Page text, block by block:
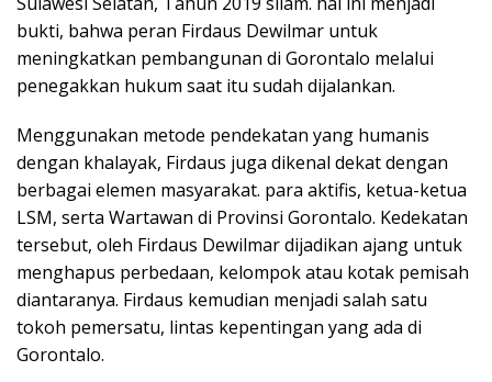
bukti, bahwa peran Firdaus Dewilmar untuk
meningkatkan pembangunan di Gorontalo melalui
penegakkan hukum saat itu sudah dijalankan.
Menggunakan metode pendekatan yang humanis
dengan khalayak, Firdaus juga dikenal dekat dengan
berbagai elemen masyarakat. para aktifis, ketua-ketua
LSM, serta Wartawan di Provinsi Gorontalo. Kedekatan
tersebut, oleh Firdaus Dewilmar dijadikan ajang untuk
menghapus perbedaan, kelompok atau kotak pemisah
diantaranya. Firdaus kemudian menjadi salah satu
tokoh pemersatu, lintas kepentingan yang ada di
Gorontalo.